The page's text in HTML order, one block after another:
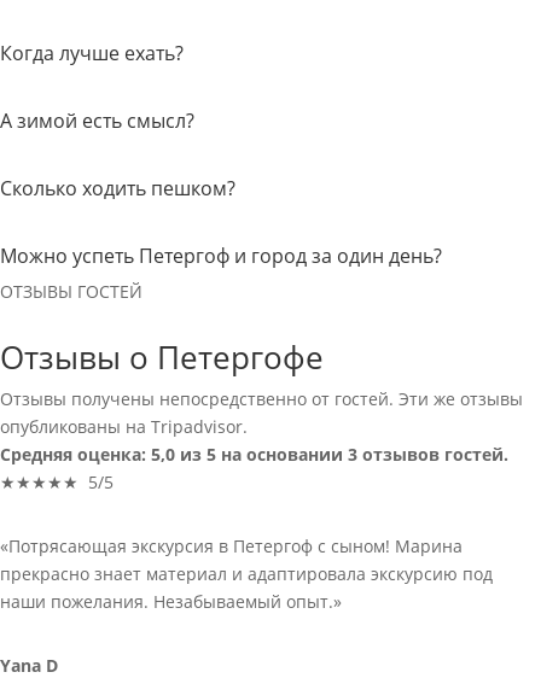
Когда лучше ехать?
А зимой есть смысл?
Сколько ходить пешком?
Можно успеть Петергоф и город за один день?
ОТЗЫВЫ ГОСТЕЙ
Отзывы о Петергофе
Отзывы получены непосредственно от гостей. Эти же отзывы
опубликованы на Tripadvisor.
Средняя оценка: 5,0 из 5 на основании 3 отзывов гостей.
★★★★★ 5/5
«Потрясающая экскурсия в Петергоф с сыном! Марина
прекрасно знает материал и адаптировала экскурсию под
наши пожелания. Незабываемый опыт.»
Yana D